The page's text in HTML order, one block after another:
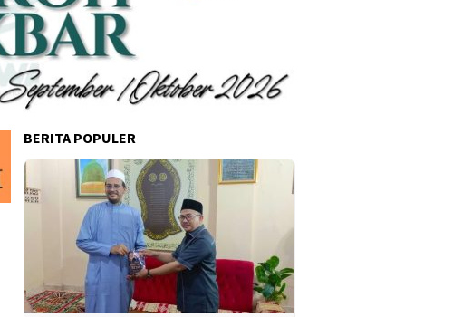
BERITA POPULER